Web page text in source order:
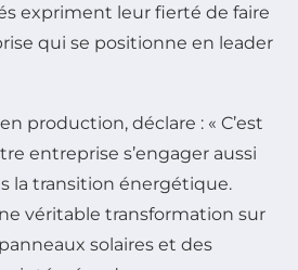
expriment leur fierté de faire
qui se positionne en leader
production, déclare : « C’est
entreprise s’engager aussi
la transition énergétique.
véritable transformation sur
solaires et des